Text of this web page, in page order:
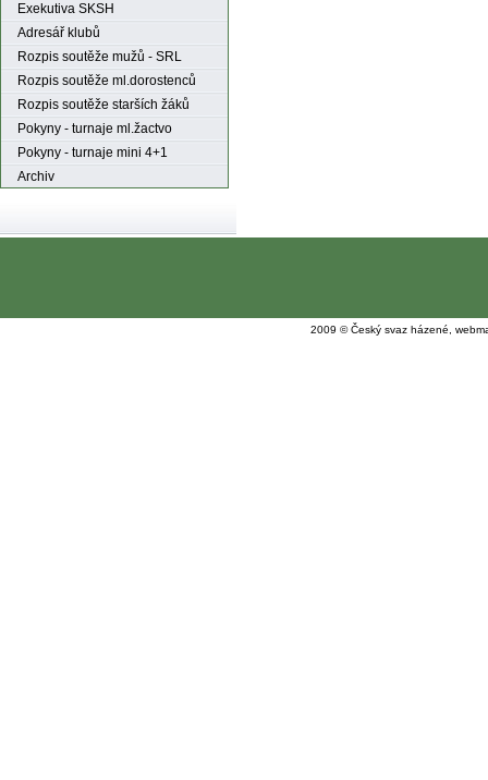
Exekutiva SKSH
Adresář klubů
Rozpis soutěže mužů - SRL
Rozpis soutěže ml.dorostenců
Rozpis soutěže starších žáků
Pokyny - turnaje ml.žactvo
Pokyny - turnaje mini 4+1
Archiv
2009 © Český svaz házené,